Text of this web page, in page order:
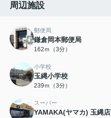
周辺施設
郵便局
鎌倉岡本郵便局
162ｍ（3分）
小学校
玉縄小学校
239ｍ（3分）
スーパー
YAMAKA(ヤマカ) 玉縄店